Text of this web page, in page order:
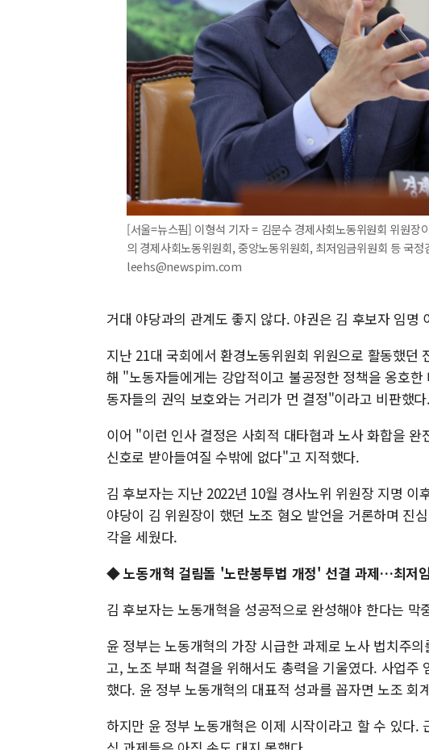
[서울=뉴스핌] 이형석 기자 = 김문수 경제사회노동위원회 위원
의 경제사회노동위원회, 중앙노동위원회, 최저임금위원회 등 국
leehs@newspim.com
거대 야당과의 관계도 좋지 않다. 야권은 김 후보자 임명
지난 21대 국회에서 환경노동위원회 위원으로 활동했던
해 "노동자들에게는 강압적이고 불공정한 정책을 옹호
동자들의 권익 보호와는 거리가 먼 결정"이라고 비판했다.
이어 "이런 인사 결정은 사회적 대타협과 노사 화합을
신호로 받아들여질 수밖에 없다"고 지적했다.
김 후보자는 지난 2022년 10월 경사노위 위원장 지명
야당이 김 위원장이 했던 노조 혐오 발언을 거론하며 진
각을 세웠다.
◆ 노동개혁 걸림돌 '노란봉투법 개정' 선결 과제…최저
김 후보자는 노동개혁을 성공적으로 완성해야 한다는 막
윤 정부는 노동개혁의 가장 시급한 과제로 노사 법치주
고, 노조 부패 척결을 위해서도 총력을 기울였다. 사업주
했다. 윤 정부 노동개혁의 대표적 성과를 꼽자면 노조 회
하지만 윤 정부 노동개혁은 이제 시작이라고 할 수 있다.